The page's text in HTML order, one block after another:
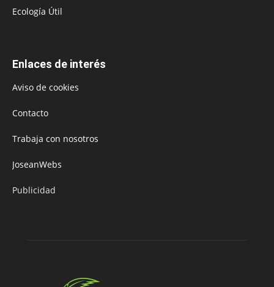
Ecología Útil
Enlaces de interés
Aviso de cookies
Contacto
Trabaja con nosotros
JoseanWebs
Publicidad